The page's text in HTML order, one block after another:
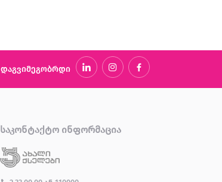
დაგვიმეგობრდი
ᲡᲐᲙᲝᲜᲢᲐᲥᲢᲝ ᲘᲜᲤᲝᲠᲛᲐᲪᲘᲐ